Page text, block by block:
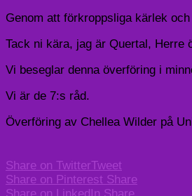
Genom att förkroppsliga kärlek
Tack ni kära, jag är Quertal, Herre
Vi beseglar denna överföring i
Vi är de 7:s råd.
Överföring av Chellea Wilder på
Share on TwitterTweet
Share on Pinterest Share